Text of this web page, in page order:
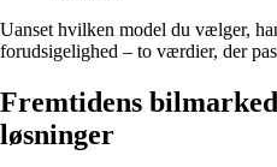
Uanset hvilken model du vælger,
forudsigelighed – to værdier, der
Fremtidens
løsninger